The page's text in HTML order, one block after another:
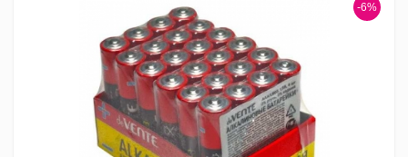
-6%